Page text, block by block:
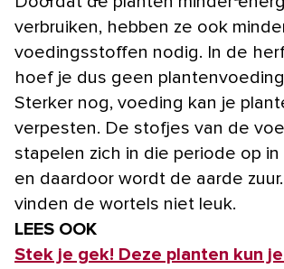
verbruiken, hebben ze ook
voedingsstoffen nodig. In de
hoef je dus geen
Sterker nog, voeding kan je
verpesten. De stofjes van de
stapelen zich in die periode op
en daardoor wordt de aarde
vinden de wortels niet leuk.
LEES OOK
Stek je gek! Deze planten kun